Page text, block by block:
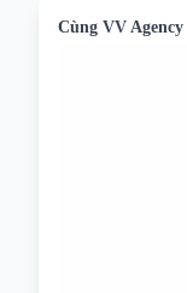
Cùng VV Agency